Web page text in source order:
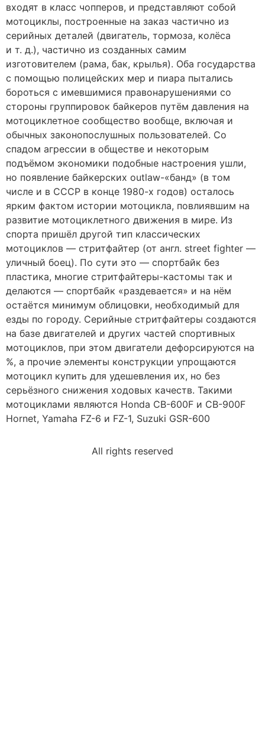
входят в класс чопперов, и представляют собой
мотоциклы, построенные на заказ частично из
серийных деталей (двигатель, тормоза, колёса
и т. д.), частично из созданных самим
изготовителем (рама, бак, крылья). Оба государства
с помощью полицейских мер и пиара пытались
бороться с имевшимися правонарушениями со
стороны группировок байкеров путём давления на
мотоциклетное сообщество вообще, включая и
обычных законопослушных пользователей. Со
спадом агрессии в обществе и некоторым
подъёмом экономики подобные настроения ушли,
но появление байкерских outlaw-«банд» (в том
числе и в СССР в конце 1980-х годов) осталось
ярким фактом истории мотоцикла, повлиявшим на
развитие мотоциклетного движения в мире. Из
спорта пришёл другой тип классических
мотоциклов — стритфайтер (от англ. street fighter —
уличный боец). По сути это — спортбайк без
пластика, многие стритфайтеры-кастомы так и
делаются — спортбайк «раздевается» и на нём
остаётся минимум облицовки, необходимый для
езды по городу. Серийные стритфайтеры создаются
на базе двигателей и других частей спортивных
мотоциклов, при этом двигатели дефорсируются на
%, а прочие элементы конструкции упрощаются
мотоцикл купить для удешевления их, но без
серьёзного снижения ходовых качеств. Такими
мотоциклами являются Honda CB-600F и CB-900F
Hornet, Yamaha FZ-6 и FZ-1, Suzuki GSR-600
All rights reserved